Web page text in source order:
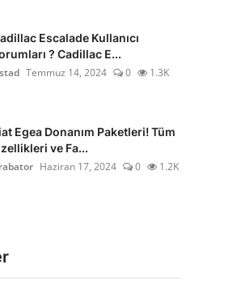
Escalade Kullanıcı
? Cadillac E...
Temmuz 14, 2024 0 1.3K
Egea Donanım Paketleri! Tüm
ve Fa...
Haziran 17, 2024 0 1.2K